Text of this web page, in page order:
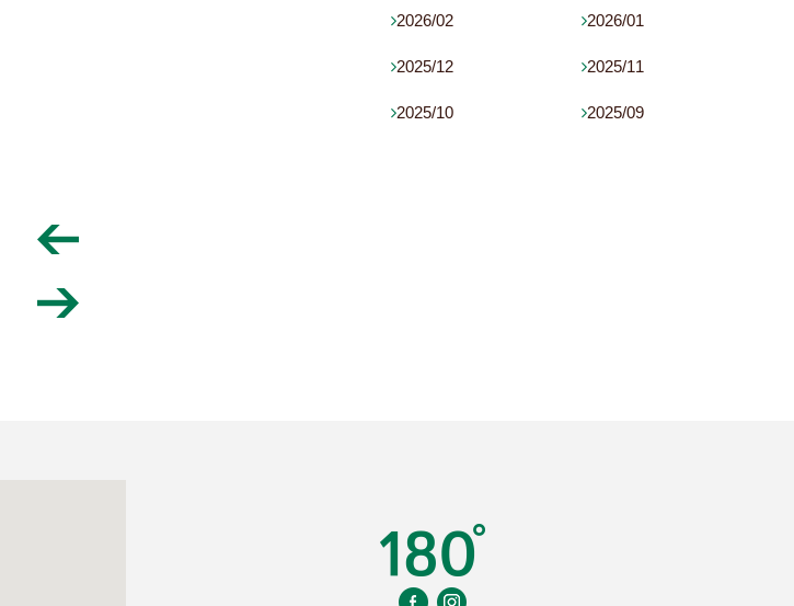
2026/02 2026/01
2025/12 2025/11
2025/10 2025/09